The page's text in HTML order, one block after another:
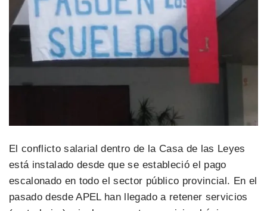
El conflicto salarial dentro de la Casa de las Leyes
está instalado desde que se estableció el pago
escalonado en todo el sector público provincial. En el
pasado desde APEL han llegado a retener servicios